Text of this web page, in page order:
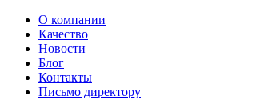
О компании
Качество
Новости
Блог
Контакты
Письмо директору